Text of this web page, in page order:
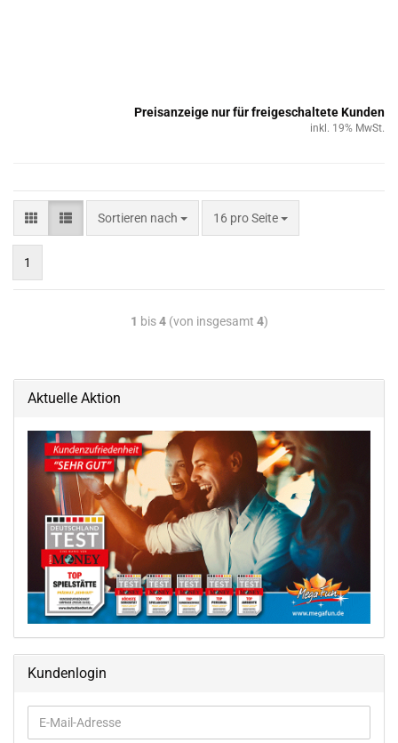
Preisanzeige nur für freigeschaltete Kunden
inkl. 19% MwSt.
Sortieren nach 16 pro Seite
1
1 bis4(von insgesamt 4)
Aktuelle Aktion
Kundenlogin